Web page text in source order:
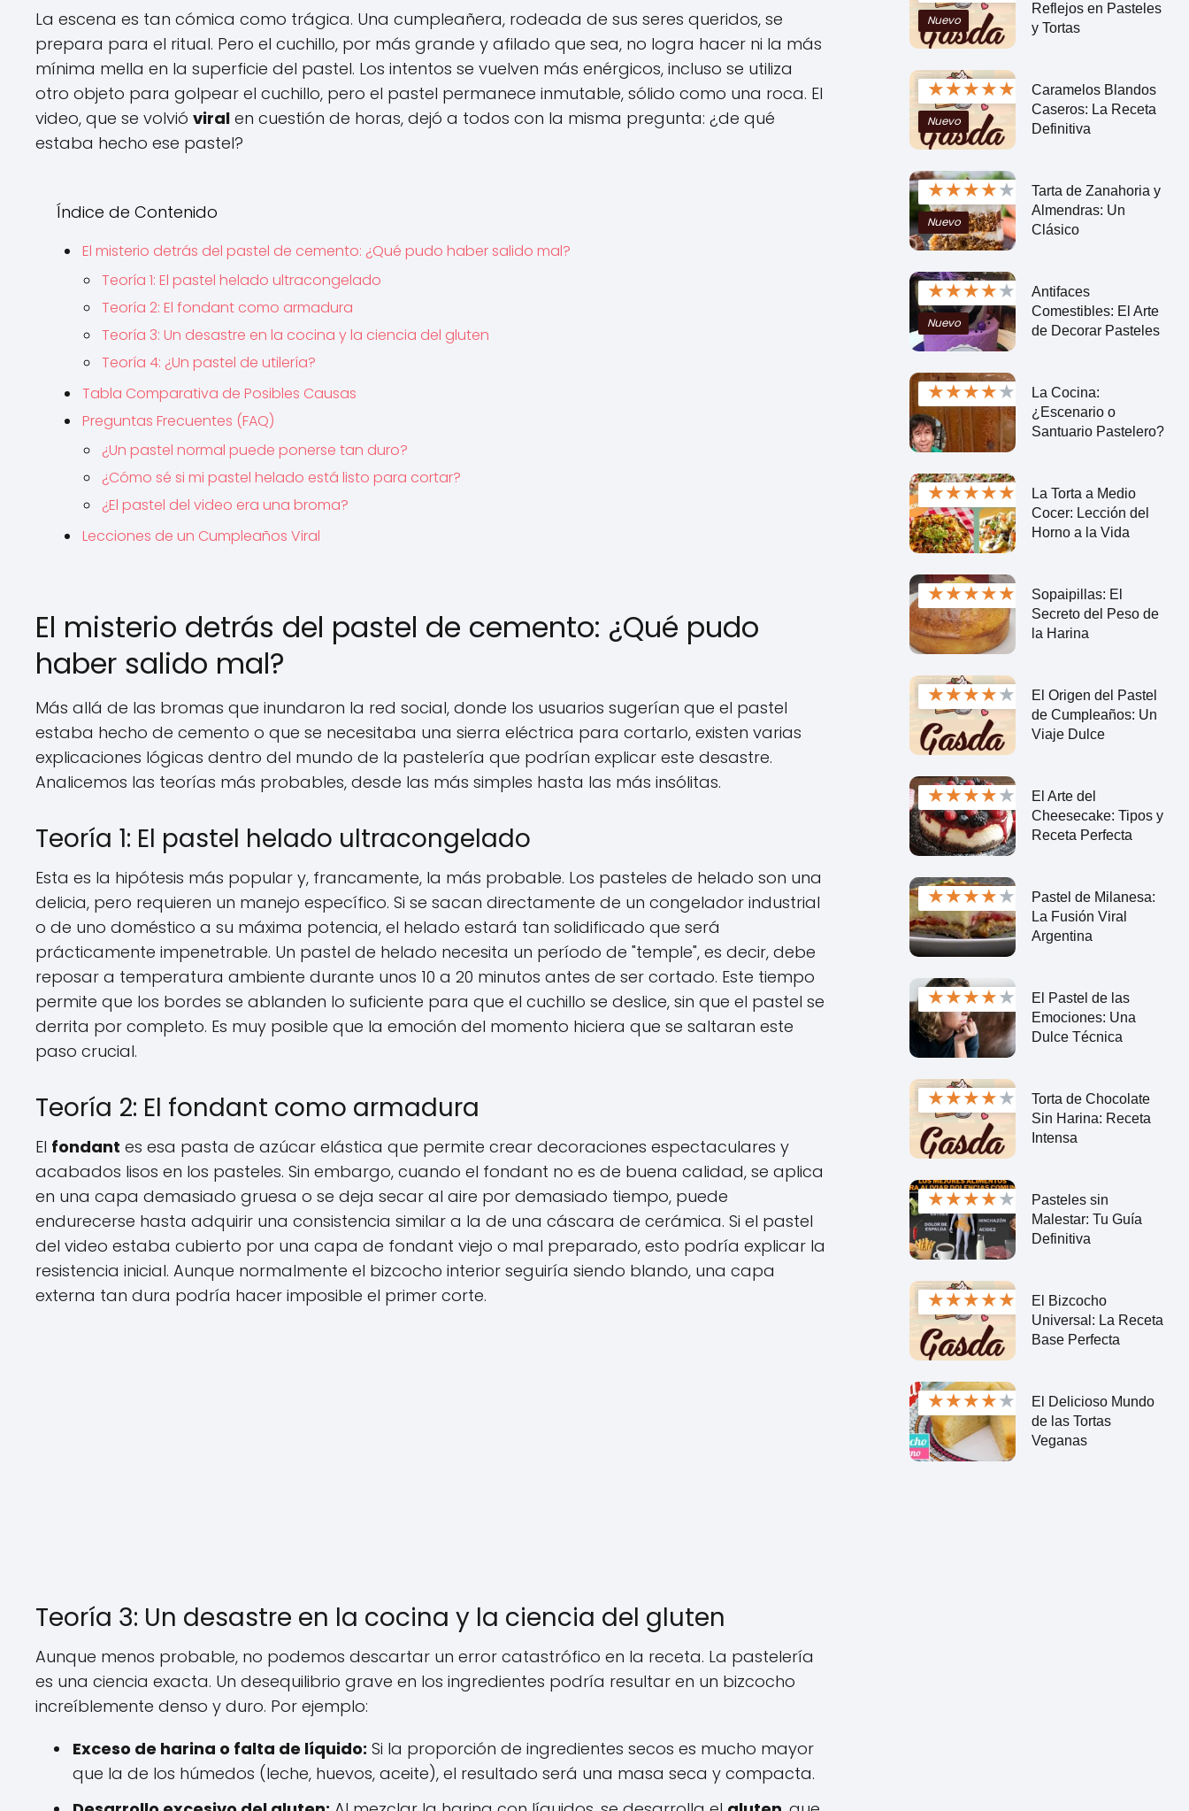
La escena es tan cómica como trágica. Una cumpleañera, rodeada de sus seres queridos, se
prepara para el ritual. Pero el cuchillo, por más grande y afilado que sea, no logra hacer ni la más
mínima mella en la superficie del pastel. Los intentos se vuelven más enérgicos, incluso se utiliza
otro objeto para golpear el cuchillo, pero el pastel permanece inmutable, sólido como una roca. El
video, que se volvió viral en cuestión de horas, dejó a todos con la misma pregunta: ¿de qué
estaba hecho ese pastel?
Índice de Contenido
El misterio detrás del pastel de cemento: ¿Qué pudo haber salido mal?
Teoría 1: El pastel helado ultracongelado
Teoría 2: El fondant como armadura
Teoría 3: Un desastre en la cocina y la ciencia del gluten
Teoría 4: ¿Un pastel de utilería?
Tabla Comparativa de Posibles Causas
Preguntas Frecuentes (FAQ)
¿Un pastel normal puede ponerse tan duro?
¿Cómo sé si mi pastel helado está listo para cortar?
¿El pastel del video era una broma?
Lecciones de un Cumpleaños Viral
El misterio detrás del pastel de cemento: ¿Qué pudo
haber salido mal?
Más allá de las bromas que inundaron la red social, donde los usuarios sugerían que el pastel
estaba hecho de cemento o que se necesitaba una sierra eléctrica para cortarlo, existen varias
explicaciones lógicas dentro del mundo de la pastelería que podrían explicar este desastre.
Analicemos las teorías más probables, desde las más simples hasta las más insólitas.
Teoría 1: El pastel helado ultracongelado
Esta es la hipótesis más popular y, francamente, la más probable. Los pasteles de helado son una
delicia, pero requieren un manejo específico. Si se sacan directamente de un congelador industrial
o de uno doméstico a su máxima potencia, el helado estará tan solidificado que será
prácticamente impenetrable. Un pastel de helado necesita un período de "temple", es decir, debe
reposar a temperatura ambiente durante unos 10 a 20 minutos antes de ser cortado. Este tiempo
permite que los bordes se ablanden lo suficiente para que el cuchillo se deslice, sin que el pastel se
derrita por completo. Es muy posible que la emoción del momento hiciera que se saltaran este
paso crucial.
Teoría 2: El fondant como armadura
El fondant es esa pasta de azúcar elástica que permite crear decoraciones espectaculares y
acabados lisos en los pasteles. Sin embargo, cuando el fondant no es de buena calidad, se aplica
en una capa demasiado gruesa o se deja secar al aire por demasiado tiempo, puede
endurecerse hasta adquirir una consistencia similar a la de una cáscara de cerámica. Si el pastel
del video estaba cubierto por una capa de fondant viejo o mal preparado, esto podría explicar la
resistencia inicial. Aunque normalmente el bizcocho interior seguiría siendo blando, una capa
externa tan dura podría hacer imposible el primer corte.
Teoría 3: Un desastre en la cocina y la ciencia del gluten
Aunque menos probable, no podemos descartar un error catastrófico en la receta. La pastelería
es una ciencia exacta. Un desequilibrio grave en los ingredientes podría resultar en un bizcocho
increíblemente denso y duro. Por ejemplo:
Exceso de harina o falta de líquido: Si la proporción de ingredientes secos es mucho mayor
que la de los húmedos (leche, huevos, aceite), el resultado será una masa seca y compacta.
Nuevo
Reflejos en Pasteles
y Tortas
★★★★★
Nuevo
Caramelos Blandos
Caseros: La Receta
Definitiva
★★★★★
Nuevo
Tarta de Zanahoria y
Almendras: Un
Clásico
★★★★★
Nuevo
Antifaces
Comestibles: El Arte
de Decorar Pasteles
★★★★★
La Cocina:
¿Escenario o
Santuario Pastelero?
★★★★★
La Torta a Medio
Cocer: Lección del
Horno a la Vida
★★★★★
Sopaipillas: El
Secreto del Peso de
la Harina
★★★★★
El Origen del Pastel
de Cumpleaños: Un
Viaje Dulce
★★★★★
El Arte del
Cheesecake: Tipos y
Receta Perfecta
★★★★★
Pastel de Milanesa:
La Fusión Viral
Argentina
★★★★★
El Pastel de las
Emociones: Una
Dulce Técnica
★★★★★
Torta de Chocolate
Sin Harina: Receta
Intensa
★★★★★
Pasteles sin
Malestar: Tu Guía
Definitiva
★★★★★
El Bizcocho
Universal: La Receta
Base Perfecta
★★★★★
El Delicioso Mundo
de las Tortas
Veganas